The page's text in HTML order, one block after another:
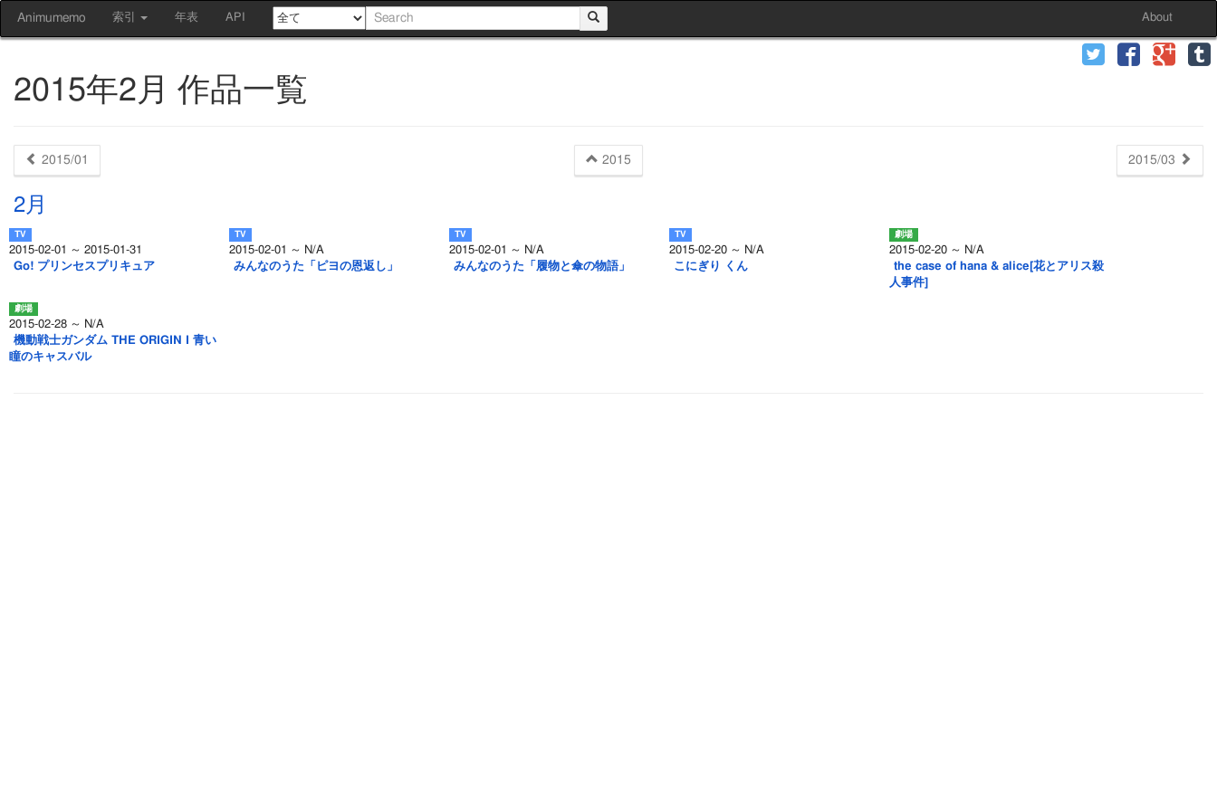
Animumemo 索引 年表 API About
2015年2月 作品一覧
2015/01 2015 2015/03
2月
2015-02-01 ～ 2015-01-31
Go! プリンセスプリキュア
2015-02-01 ～ N/A
みんなのうた「ピヨの恩返し」
2015-02-01 ～ N/A
みんなのうた「履物と傘の物語」
2015-02-20 ～ N/A
こにぎり くん
2015-02-20 ～ N/A
the case of hana & alice[花とアリス殺
人事件]
2015-02-28 ～ N/A
機動戦士ガンダム THE ORIGIN Ⅰ 青い
瞳のキャスバル